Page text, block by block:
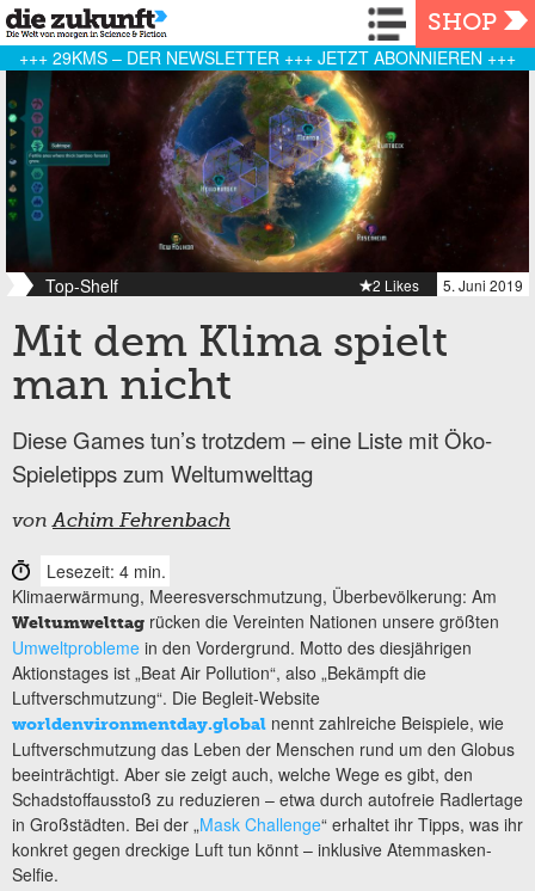
Navigation
SHOP
+++ 29KMS – DER NEWSLETTER +++ JETZT ABONNIEREN +++
Top-Shelf 5. Juni 2019
2 Likes
Mit dem Klima spielt
man nicht
Diese Games tun’s trotzdem – eine Liste mit Öko-
Spieletipps zum Weltumwelttag
vonAchim Fehrenbach
Lesezeit: 4 min.
Klimaerwärmung, Meeresverschmutzung, Überbevölkerung: Am
Weltumwelttag rücken die Vereinten Nationen unsere größten
Umweltprobleme in den Vordergrund. Motto des diesjährigen
Aktionstages ist „Beat Air Pollution“, also „Bekämpft die
Luftverschmutzung“. Die Begleit-Website
worldenvironmentday.global nennt zahlreiche Beispiele, wie
Luftverschmutzung das Leben der Menschen rund um den Globus
beeinträchtigt. Aber sie zeigt auch, welche Wege es gibt, den
Schadstoffausstoß zu reduzieren – etwa durch autofreie Radlertage
in Großstädten. Bei der „Mask Challenge“ erhaltet ihr Tipps, was ihr
konkret gegen dreckige Luft tun könnt – inklusive Atemmasken-
Selfie.